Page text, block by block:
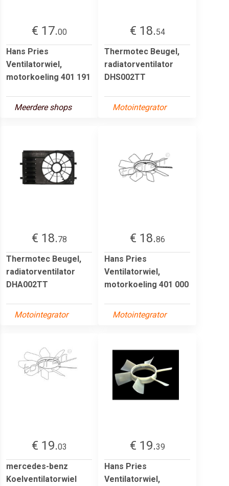
€ 17.00
Hans Pries
Ventilatorwiel,
motorkoeling 401 191
Meerdere shops
€ 18.54
Thermotec Beugel,
radiatorventilator
DHS002TT
Motointegrator
€ 18.78
Thermotec Beugel,
radiatorventilator
DHA002TT
Motointegrator
€ 18.86
Hans Pries
Ventilatorwiel,
motorkoeling 401 000
Motointegrator
€ 19.03
mercedes-benz
Koelventilatorwiel
€ 19.39
Hans Pries
Ventilatorwiel,